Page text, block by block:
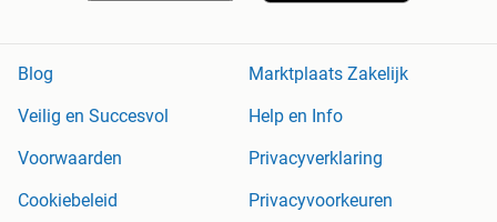
Blog
Marktplaats Zakelijk
Veilig en Succesvol
Help en Info
Voorwaarden
Privacyverklaring
Cookiebeleid
Privacyvoorkeuren